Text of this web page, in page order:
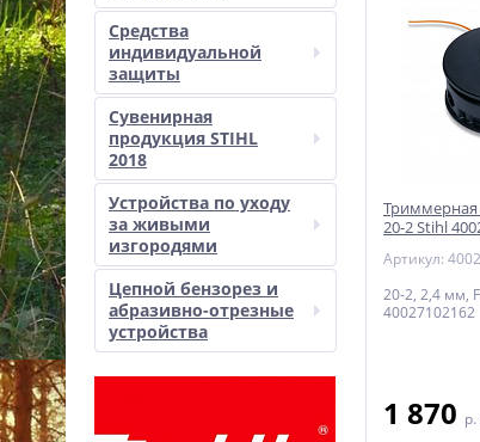
Средства
индивидуальной
защиты
Сувенирная
продукция STIHL
2018
Устройства по уходу
за живыми
изгородями
Цепной бензорез и
абразивно-отрезные
устройства
Триммерная
20-2 Stihl
20-2, 2,4 мм,
40027102162
1 870 p.